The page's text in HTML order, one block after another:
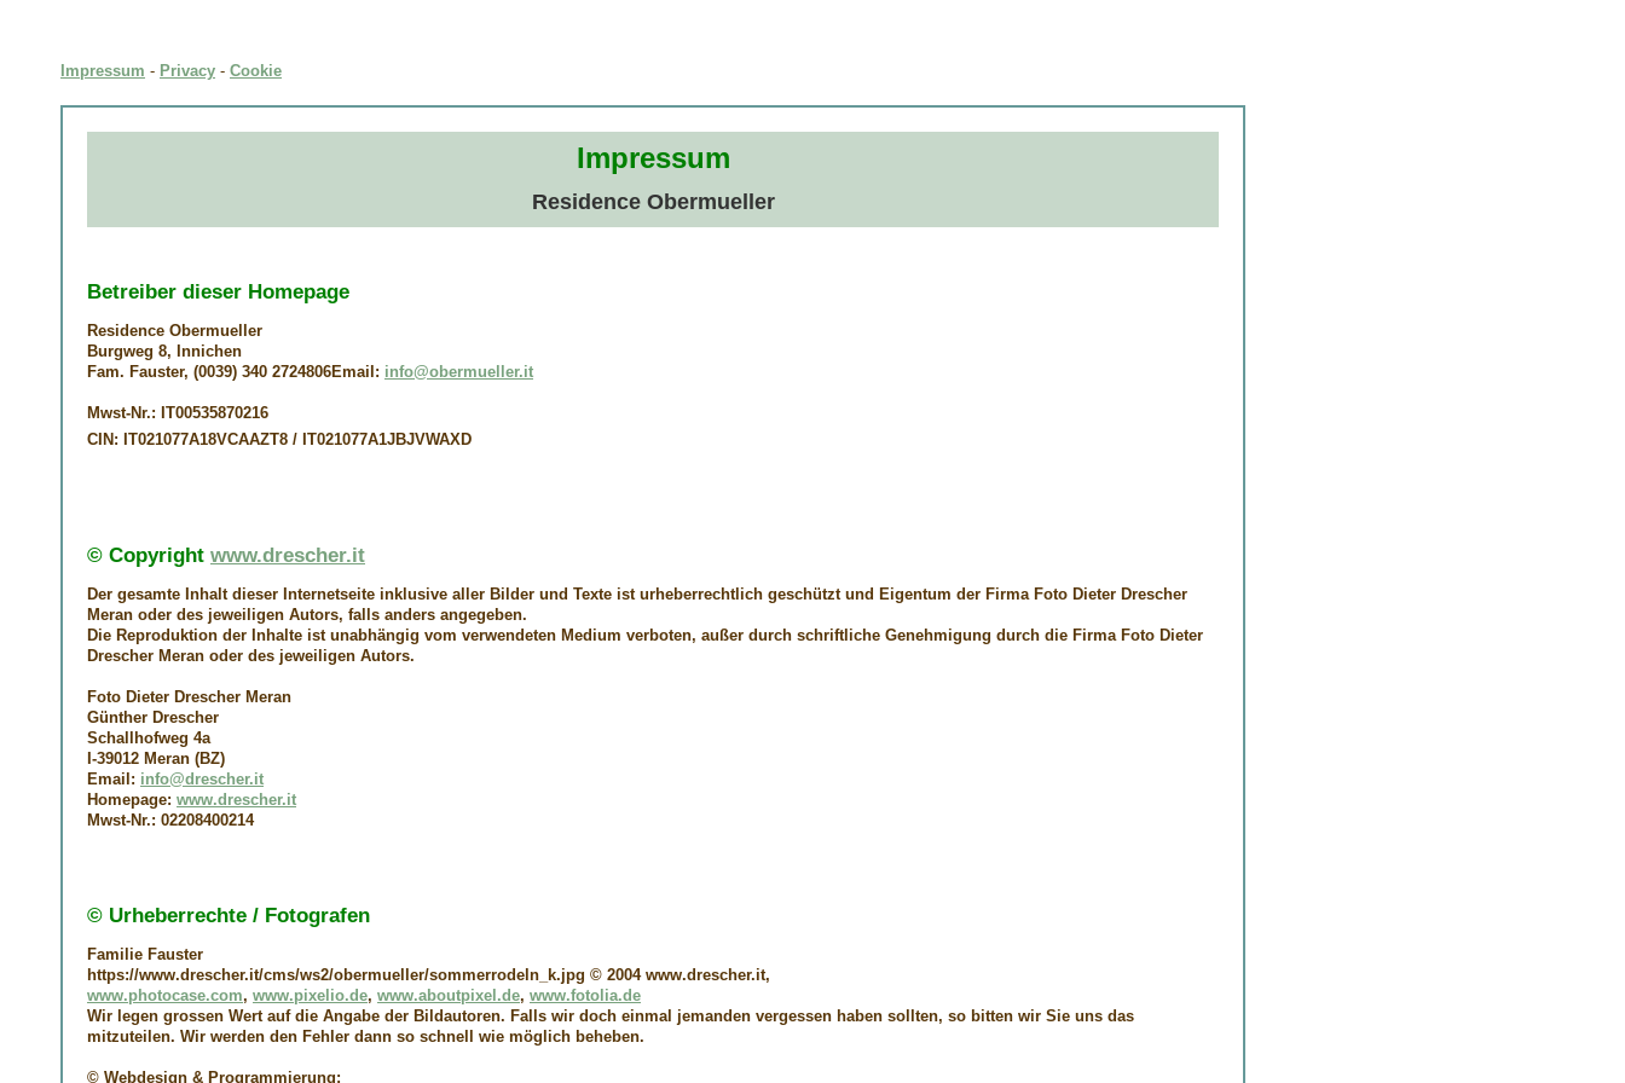
Impressum - Privacy - Cookie
Impressum
Residence Obermueller
Betreiber dieser Homepage
Residence Obermueller
Burgweg 8, Innichen
Fam. Fauster, (0039) 340 2724806Email: info@obermueller.it
Mwst-Nr.: IT00535870216
CIN: IT021077A18VCAAZT8 / IT021077A1JBJVWAXD
© Copyright www.drescher.it
Der gesamte Inhalt dieser Internetseite inklusive aller Bilder und Texte ist urheberrechtlich geschützt und Eigentum der Firma Foto Dieter Drescher
Meran oder des jeweiligen Autors, falls anders angegeben.
Die Reproduktion der Inhalte ist unabhängig vom verwendeten Medium verboten, außer durch schriftliche Genehmigung durch die Firma Foto Dieter
Drescher Meran oder des jeweiligen Autors.
Foto Dieter Drescher Meran
Günther Drescher
Schallhofweg 4a
I-39012 Meran (BZ)
Email: info@drescher.it
Homepage: www.drescher.it
Mwst-Nr.: 02208400214
© Urheberrechte / Fotografen
Familie Fauster
https://www.drescher.it/cms/ws2/obermueller/sommerrodeln_k.jpg © 2004 www.drescher.it,
www.photocase.com, www.pixelio.de, www.aboutpixel.de, www.fotolia.de
Wir legen grossen Wert auf die Angabe der Bildautoren. Falls wir doch einmal jemanden vergessen haben sollten, so bitten wir Sie uns das
mitzuteilen. Wir werden den Fehler dann so schnell wie möglich beheben.
© Webdesign & Programmierung: